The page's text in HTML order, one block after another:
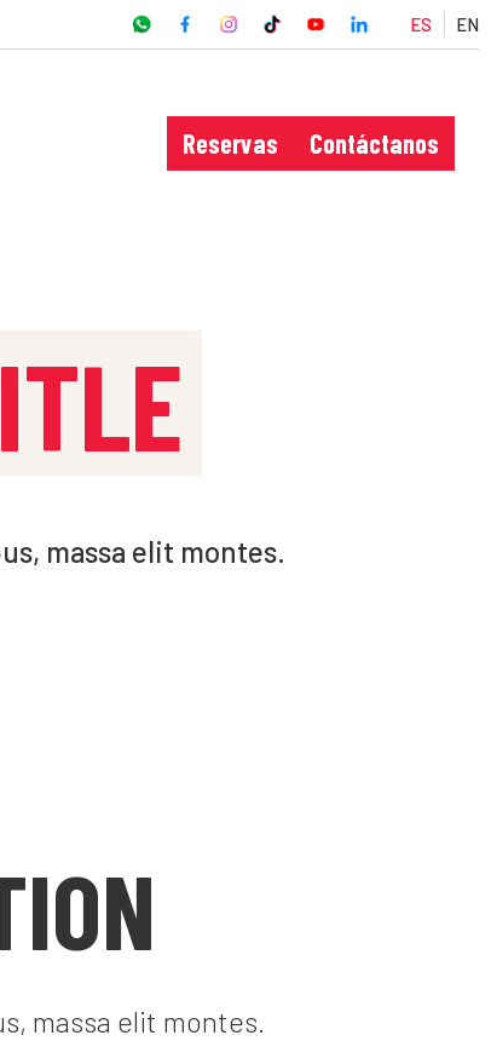
ES EN
Reservas Contáctanos
massa elit montes.
massa elit montes.